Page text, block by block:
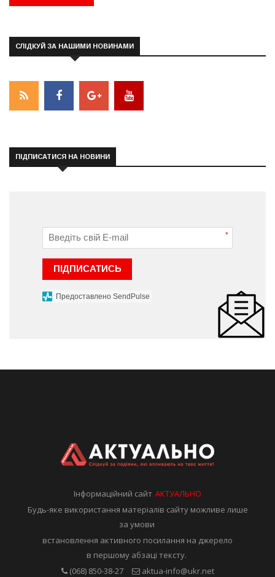
СЛІДКУЙ ЗА НАШИМИ НОВИНАМИ
ПІДПИСАТИСЯ НА НОВИНИ
*
ПІДПИСАТИСЬ
Предоставлено SendPulse
Інформаційний сайтАКТУАЛЬНО
Будь-яке використання матеріалів сайту можливе лише
за умови
встановлення активного посилання на джерело
в першому абзаці тексту.
(068) 850-38-27
aktua-info@ukr.net